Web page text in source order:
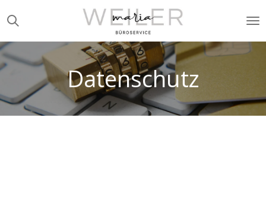
Hauptinhalt
springen
Datenschutz